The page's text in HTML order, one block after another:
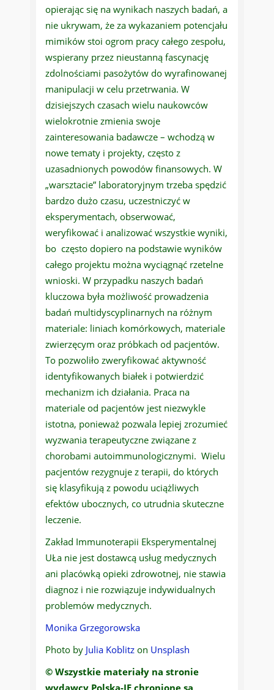
opierając się na wynikach naszych badań, a
nie ukrywam, że za wykazaniem potencjału
mimików stoi ogrom pracy całego zespołu,
wspierany przez nieustanną fascynację
zdolnościami pasożytów do wyrafinowanej
manipulacji w celu przetrwania. W
dzisiejszych czasach wielu naukowców
wielokrotnie zmienia swoje
zainteresowania badawcze – wchodzą w
nowe tematy i projekty, często z
uzasadnionych powodów finansowych. W
„warsztacie” laboratoryjnym trzeba spędzić
bardzo dużo czasu, uczestniczyć w
eksperymentach, obserwować,
weryfikować i analizować wszystkie wyniki,
bo często dopiero na podstawie wyników
całego projektu można wyciągnąć rzetelne
wnioski. W przypadku naszych badań
kluczowa była możliwość prowadzenia
badań multidyscyplinarnych na różnym
materiale: liniach komórkowych, materiale
zwierzęcym oraz próbkach od pacjentów.
To pozwoliło zweryfikować aktywność
identyfikowanych białek i potwierdzić
mechanizm ich działania. Praca na
materiale od pacjentów jest niezwykle
istotna, ponieważ pozwala lepiej zrozumieć
wyzwania terapeutyczne związane z
chorobami autoimmunologicznymi. Wielu
pacjentów rezygnuje z terapii, do których
się klasyfikują z powodu uciążliwych
efektów ubocznych, co utrudnia skuteczne
leczenie.
Zakład Immunoterapii Eksperymentalnej
UŁa nie jest dostawcą usług medycznych
ani placówką opieki zdrowotnej, nie stawia
diagnoz i nie rozwiązuje indywidualnych
problemów medycznych.
Monika Grzegorowska
Photo by Julia Koblitz on Unsplash
© Wszystkie materiały na stronie
wydawcy Polska-IE chronione są